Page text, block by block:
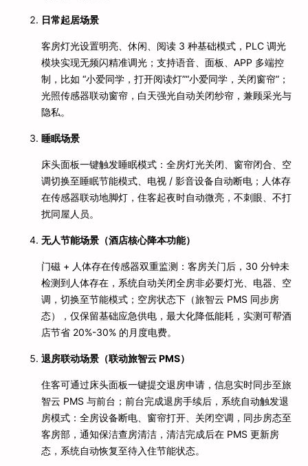
日常起居场景
客房灯光设置明亮、休闲、阅读 3 种基础模式，PLC 调光
模块实现无频闪精准调光；支持语音、面板、APP 多端控
制，比如 “小爱同学，打开阅读灯”“小爱同学，关闭窗帘”；
光照传感器联动窗帘，白天强光自动关闭纱帘，兼顾采光与
隐私。
睡眠场景
床头面板一键触发睡眠模式：全房灯光关闭、窗帘闭合、空
调切换至睡眠节能模式、电视 / 影音设备自动断电；人体存
在传感器联动地脚灯，住客起夜时自动微亮，不刺眼、不打
扰同屋人员。
无人节能场景（酒店核心降本功能）
门磁 + 人体存在传感器双重监测：客房关门后，30 分钟未
检测到人体存在，系统自动关闭全房非必要灯光、电器、空
调，切换至节能模式；空房状态下（旅智云 PMS 同步房
态），仅保留基础应急供电，最大化降低能耗，实测可帮酒
店节省 20%-30% 的月度电费。
退房联动场景（联动旅智云 PMS）
住客可通过床头面板一键提交退房申请，信息实时同步至旅
智云 PMS 与前台；前台完成退房手续后，系统自动触发退
房模式：全房设备断电、窗帘打开、关闭空调，同步房态至
客房部，通知保洁查房清洁，清洁完成后在 PMS 更新房
态，系统自动恢复至待入住节能状态。